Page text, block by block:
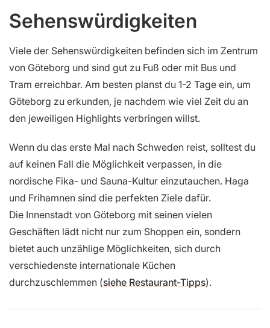
Sehenswürdigkeiten
Viele der Sehenswürdigkeiten befinden sich im Zentrum
von Göteborg und sind gut zu Fuß oder mit Bus und
Tram erreichbar. Am besten planst du 1-2 Tage ein, um
Göteborg zu erkunden, je nachdem wie viel Zeit du an
den jeweiligen Highlights verbringen willst.
Wenn du das erste Mal nach Schweden reist, solltest du
auf keinen Fall die Möglichkeit verpassen, in die
nordische Fika- und Sauna-Kultur einzutauchen. Haga
und Frihamnen sind die perfekten Ziele dafür.
Die Innenstadt von Göteborg mit seinen vielen
Geschäften lädt nicht nur zum Shoppen ein, sondern
bietet auch unzählige Möglichkeiten, sich durch
verschiedenste internationale Küchen
durchzuschlemmen (siehe Restaurant-Tipps).